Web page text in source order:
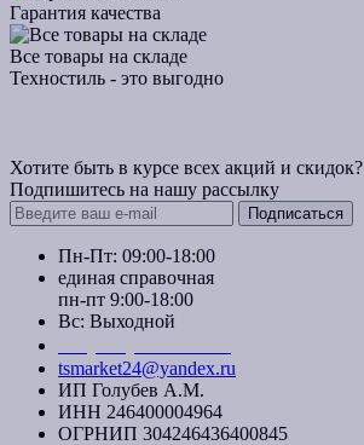
Гарантия качества
Все товары на складе
Техностиль - это выгодно
Хотите быть в курсе всех акций и скидок?
Подпишитесь на нашу рассылку
Подписаться
Пн-Пт: 09:00-18:00
единая справочная
пн-пт 9:00-18:00
Вс: Выходной
tsmarket24@yandex.ru
ИП Голубев А.М.
ИНН 246400004964
ОГРНИП 304246436400845